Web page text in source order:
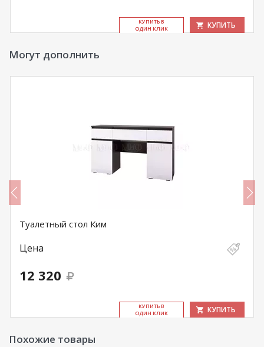
КУ­ПИТЬ В
ОДИН КЛИК
КУПИТЬ
Могут дополнить
Туалетный стол Ким
Цена
12 320
КУ­ПИТЬ В
ОДИН КЛИК
КУПИТЬ
Похожие товары